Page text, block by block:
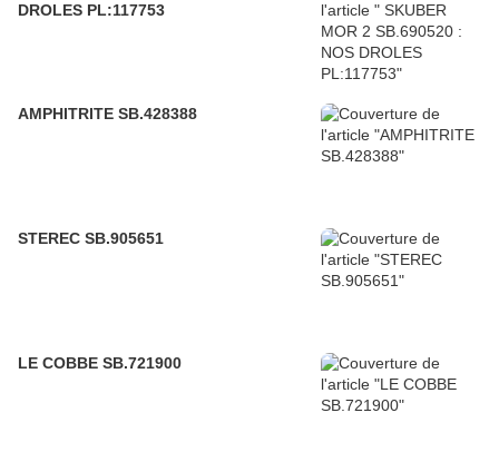
DROLES PL:117753
AMPHITRITE SB.428388
STEREC SB.905651
LE COBBE SB.721900